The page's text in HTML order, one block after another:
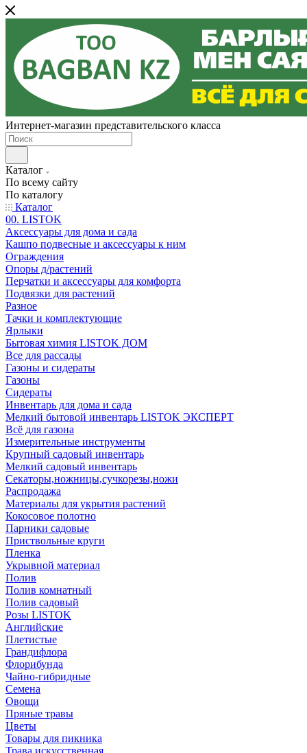
Интернет-магазин представительского класса
Каталог
По всему сайту
По каталогу
Каталог
00. LISTOK
Аксессуары для дома и сада
Кашпо подвесные и аксессуары к ним
Ограждения
Опоры д/растений
Перчатки и аксессуары для комфорта
Подвязки для растений
Разное
Тачки и комплектующие
Ярлыки
Бытовая химия LISTOK ДОМ
Все для рассады
Газоны и сидераты
Газоны
Сидераты
Инвентарь для дома и сада
Мелкий бытовой инвентарь LISTOK ЭКСПЕРТ
Всё для газона
Измерительные инструменты
Крупный садовый инвентарь
Мелкий садовый инвентарь
Секаторы,ножницы,сучкорезы,ножи
Распродажа
Материалы для укрытия растений
Кокосовое полотно
Парники садовые
Приствольные круги
Пленка
Укрывной материал
Полив
Полив комнатный
Полив садовый
Розы LISTOK
Английские
Плетистые
Грандифлора
Флорибунда
Чайно-гибридные
Семена
Овощи
Пряные травы
Цветы
Товары для пикника
Трава искусственная